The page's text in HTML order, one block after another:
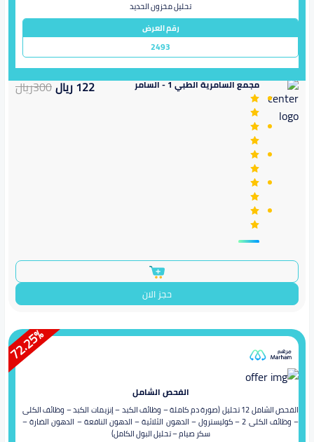
تحليل مخزون الحديد
رقم العرض
2493
مجمع السامرية الطبي 1 - السامر 122ريال300ريال
حجز الان
72.25
%
الفحص الشامل
الفحص الشامل 12 تحليل (صورة دم كاملة – وظائف الكبد – إنزيمات الكبد – وظائف الكلى
– وظائف الكلى 2 – كوليسترول – الدهون الثلاثية – الدهون النافعة – الدهون الضارة –
سكر صيام – تحليل البول الكامل)